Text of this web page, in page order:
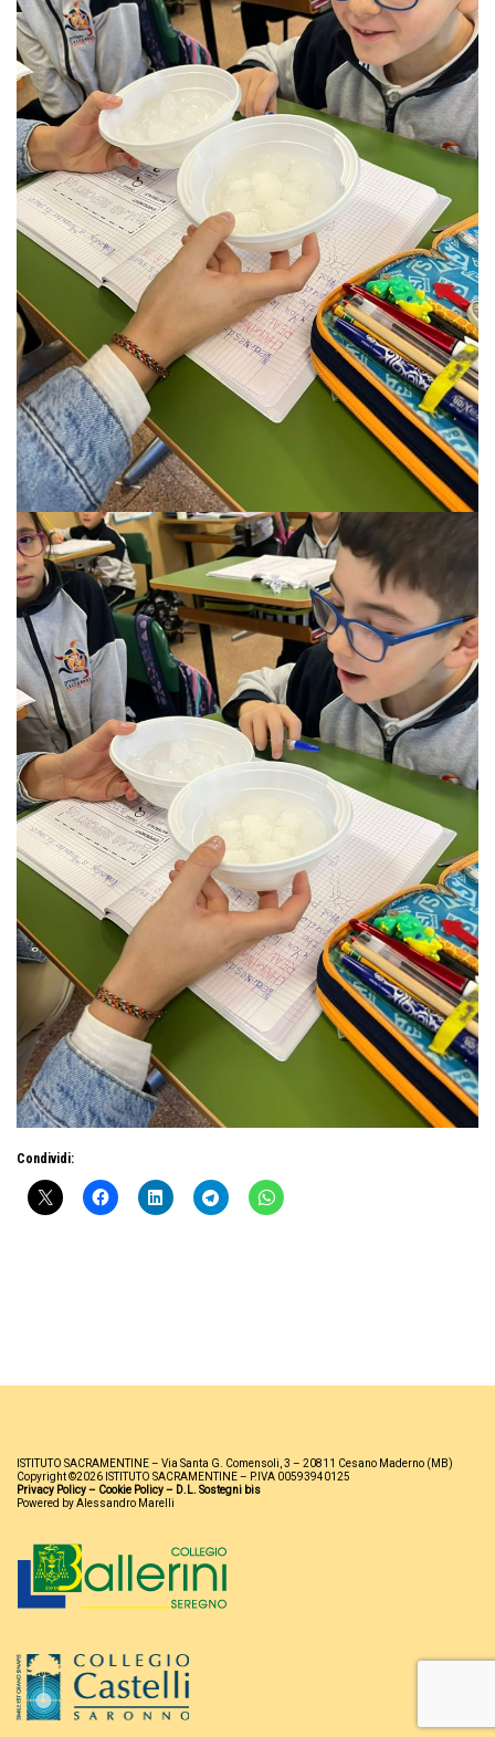
Condividi:
ISTITUTO SACRAMENTINE – Via Santa G. Comensoli, 3 – 20811 Cesano Maderno (MB)
Copyright ©2026 ISTITUTO SACRAMENTINE – P.IVA 00593940125
Privacy Policy– Cookie Policy– D.L. Sostegni bis
Powered by Alessandro Marelli